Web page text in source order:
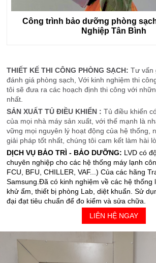
Công trình bảo dưỡng phòng
Nghiệp Tân Bình
THIẾT KẾ THI CÔNG PHÒNG SẠCH:Tư vấn
đánh giá phòng sạch, Với kinh nghiệm thi
tôi sẽ đưa ra các hoạch định thi công với
nhất.
SẢN XUẤT TỦ ĐIỀU KHIỂN :Tủ điều khiển
của mọi nhà máy sản xuất, với thế mạnh là
vững mọi nguyên lý hoạt động của hệ thống,
giải pháp tốt nhất, chúng tôi cam kết làm hài
DỊCH VỤ BẢO TRÌ - BẢO DƯỠNG: LVD có
chuyên nghiệp cho các hệ thống máy lạnh
FCU, BFU, CHILLER, VAF...) Của các hãng
Samsung.Đã có kinh nghiệm về các hệ thống
khử ẩm, thiết bị phòng Lab, diệt khuẩn. Sử
đại đạt tiêu chuẩn để đo kiểm và sửa chữa.
LIÊN HỆ NGAY